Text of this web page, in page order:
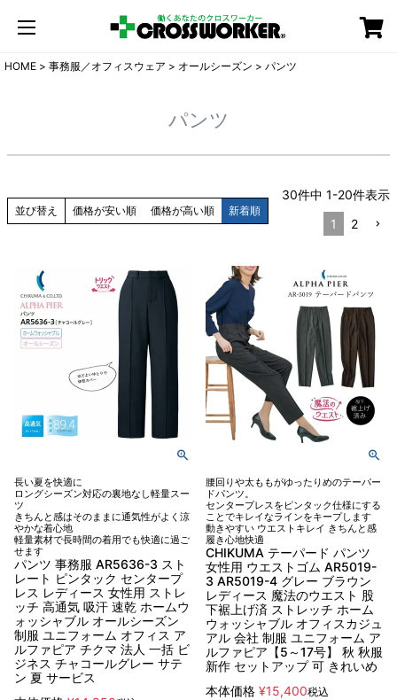
HOME 事務服／オフィスウェア オールシーズン パンツ
パンツ
並び替え 価格が安い順 価格が高い順 新着順
30件中 1-20件表示
1
2
長い夏を快適に
ロングシーズン対応の裏地なし軽量スー
ツ
きちんと感はそのままに通気性がよく涼
やかな着心地
軽量素材で長時間の着用でも快適に過ご
せます
パンツ 事務服 AR5636-3 スト
レート ピンタック センタープ
レス レディース 女性用 ストレ
ッチ 高通気 吸汗 速乾 ホームウ
ォッシャブル オールシーズン
制服 ユニフォーム オフィス ア
ルファピア チクマ 法人 一括 ビ
ジネス チャコールグレー サテ
ン 夏 サービス
腰回りや太ももがゆったりめのテーパー
ドパンツ。
センタープレスをピンタック仕様にする
ことでキレイなラインをキープします
動きやすい ウエストキレイ きちんと感
履き心地快適
CHIKUMA テーパード パンツ
女性用 ウエストゴム AR5019-
3 AR5019-4 グレー ブラウン
レディース 魔法のウエスト 股
下裾上げ済 ストレッチ ホーム
ウォッシャブル オフィスカジュ
アル 会社 制服 ユニフォーム ア
ルファピア【5～17号】 秋 秋服
新作 セットアップ 可 きれいめ
本体価格 ¥15,400税込